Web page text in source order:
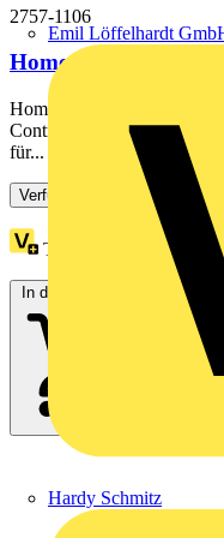
Emil Löffelhardt
Hardy Schmitz
2757-1106
Home Blind
Home Blind Control; 2DI/
Control – Matter® over
für...
Verfügbar: 3 Händler
Treuepunkte:
In den Warenkorb